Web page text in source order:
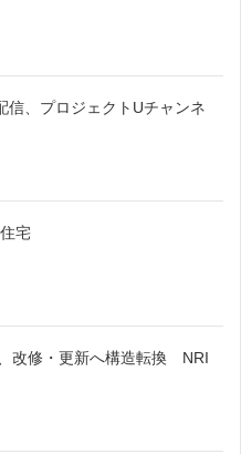
信、プロジェクトUチャンネ
宅
改修・更新へ構造転換 NRI